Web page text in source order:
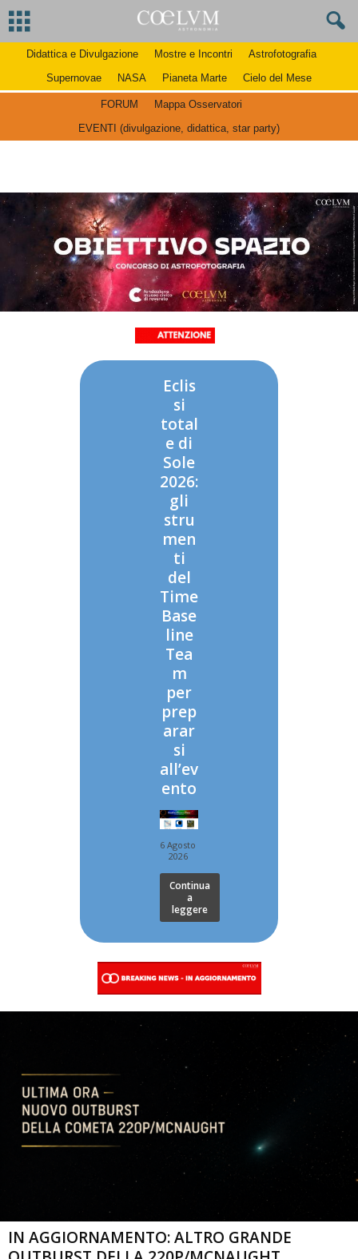
Didattica e Divulgazione Mostre e Incontri
Astrofotografia
Supernovae
NASA Pianeta Marte Cielo del Mese
FORUM
Mappa Osservatori
EVENTI (divulgazione, didattica, star party)
Eclis
si
total
e di
Sole
2026:
gli
stru
men
ti
del
Time
Base
line
Tea
m
per
prep
arar
si
all’ev
ento
6 Agosto
2026
Continua
a
leggere
IN AGGIORNAMENTO: ALTRO GRANDE